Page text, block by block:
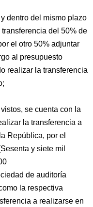
dentro del mismo plazo
del 50% de
el otro 50% adjuntar
al presupuesto
realizar la transferencia
se cuenta con la
la transferencia a
República, por el
y siete mil
de auditoría
la respectiva
a realizarse en